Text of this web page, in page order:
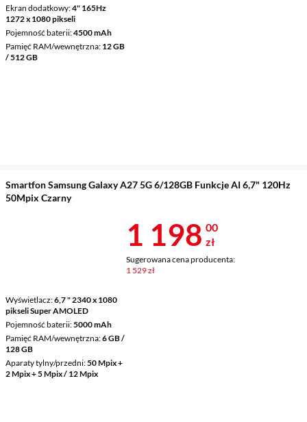
Ekran dodatkowy 4" 165Hz
1272 x 1080 pikseli
Pojemność baterii 4500 mAh
Pamięć RAM/wewnętrzna 12 GB
/ 512 GB
Smartfon Samsung Galaxy A27 5G 6/128GB Funkcje AI 6,7" 120Hz
50Mpix Czarny
Wyświetlacz 6,7 " 2340 x 1080
pikseli Super AMOLED
Pojemność baterii 5000 mAh
Pamięć RAM/wewnętrzna 6 GB /
128 GB
Aparaty tylny/przedni 50 Mpix +
2 Mpix + 5 Mpix / 12 Mpix
Cena 1 198 zł
1 198 00
zł
Sugerowana cena producenta:
1 529 zł